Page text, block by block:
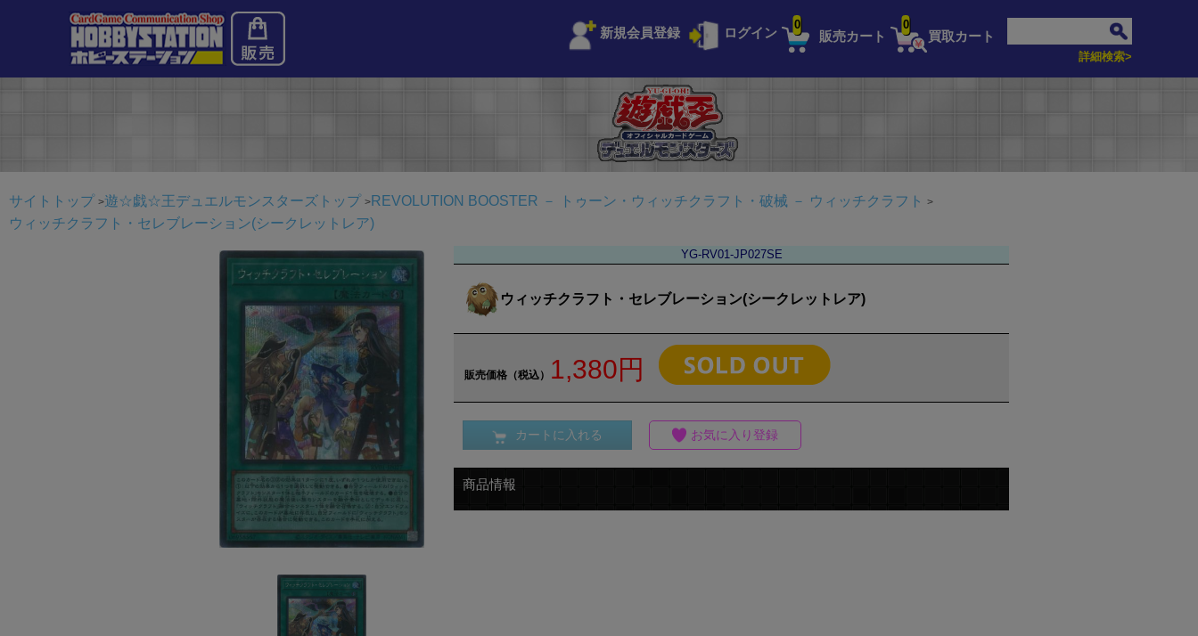
新規会員登録 ログイン 販売カート
0
買取カート
0
詳細検索>
サイトトップ 遊☆戯☆王デュエルモンスターズトップ REVOLUTION BOOSTER － トゥーン・ウィッチクラフト・破械 － ウィッチクラフト
ウィッチクラフト・セレブレーション(シークレットレア)
YG-RV01-JP027SE
ウィッチクラフト・セレブレーション(シークレットレア)
販売価格（税込） 1,380円
カートに入れる お気に入り登録
商品情報